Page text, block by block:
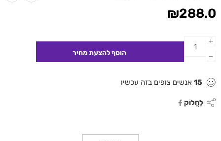
₪288.0
15 אנשים צופים בזה עכשיו
לַחֲלוֹק